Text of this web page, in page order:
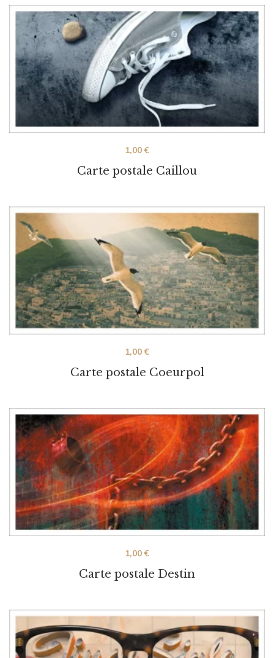
Carte postale Caillou
1,00€
Carte postale Coeurpol
1,00€
Carte postale Destin
1,00€